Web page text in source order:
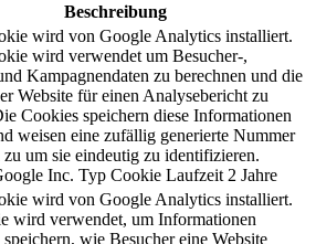
Beschreibung
wird von Google Analytics installiert.
wird verwendet um Besucher-,
Kampagnendaten zu berechnen und die
Website für einen Analysebericht zu
Cookies speichern diese Informationen
weisen eine zufällig generierte Nummer
zu um sie eindeutig zu identifizieren.
Inc. Typ Cookie Laufzeit 2 Jahre
wird von Google Analytics installiert.
wird verwendet, um Informationen
wie Besucher eine Website